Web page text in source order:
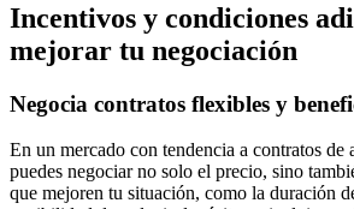
Incentivos y condiciones
mejorar tu negociación
Negocia contratos flexibles y
En un mercado con tendencia a contratos de
puedes negociar no solo el precio, sino
que mejoren tu situación, como la duración